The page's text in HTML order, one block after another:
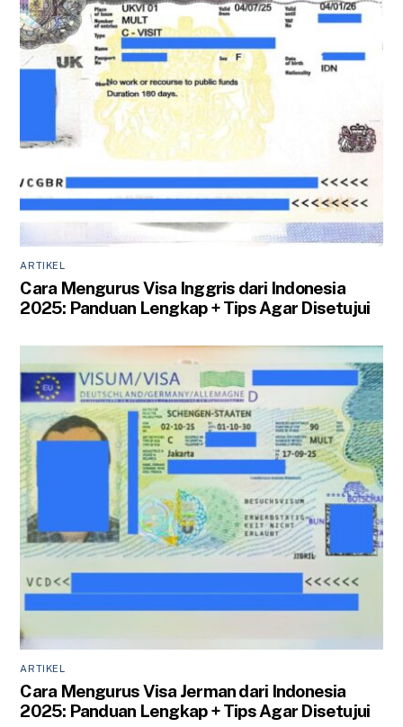
ARTIKEL
Cara Mengurus Visa Inggris dari Indonesia
2025: Panduan Lengkap + Tips Agar Disetujui
ARTIKEL
Cara Mengurus Visa Jerman dari Indonesia
2025: Panduan Lengkap + Tips Agar Disetujui